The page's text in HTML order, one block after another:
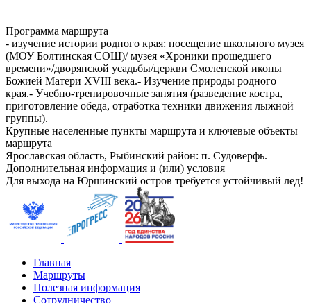
Программа маршрута
- изучение истории родного края: посещение школьного музея
(МОУ Болтинская СОШ)/ музея «Хроники прошедшего
времени»/дворянской усадьбы/церкви Смоленской иконы
Божией Матери XVIII века.- Изучение природы родного
края.- Учебно-тренировочные занятия (разведение костра,
приготовление обеда, отработка техники движения лыжной
группы).
Крупные населенные пункты маршрута и ключевые объекты
маршрута
Ярославская область, Рыбинский район: п. Судоверфь.
Дополнительная информация и (или) условия
Для выхода на Юршинский остров требуется устойчивый лед!
Главная
Маршруты
Полезная информация
Сотрудничество